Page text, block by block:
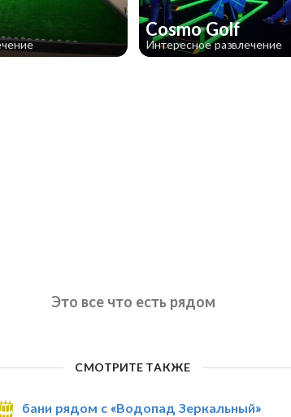
Cosmo Golf
Интересное развлечение
Это все что есть рядом
СМОТРИТЕ ТАКЖЕ
бани рядом с «Водопад Зеркальный»